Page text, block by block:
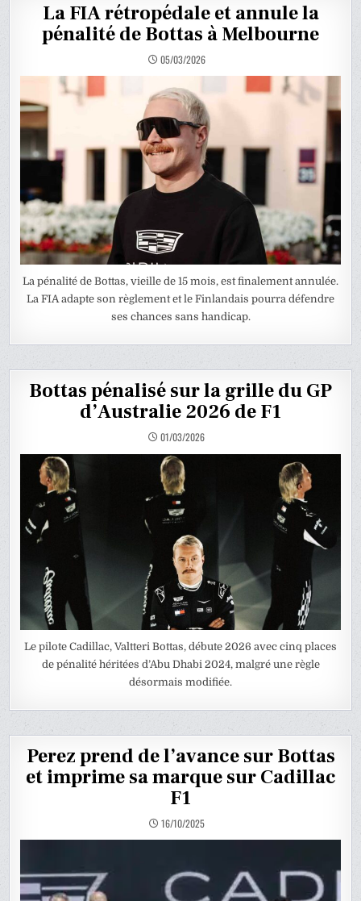
La FIA rétropédale et annule la
pénalité de Bottas à Melbourne
05/03/2026
La pénalité de Bottas, vieille de 15 mois, est finalement annulée.
La FIA adapte son règlement et le Finlandais pourra défendre
ses chances sans handicap.
Bottas pénalisé sur la grille du GP
d’Australie 2026 de F1
01/03/2026
Le pilote Cadillac, Valtteri Bottas, débute 2026 avec cinq places
de pénalité héritées d’Abu Dhabi 2024, malgré une règle
désormais modifiée.
Perez prend de l’avance sur Bottas
et imprime sa marque sur Cadillac
F1
16/10/2025